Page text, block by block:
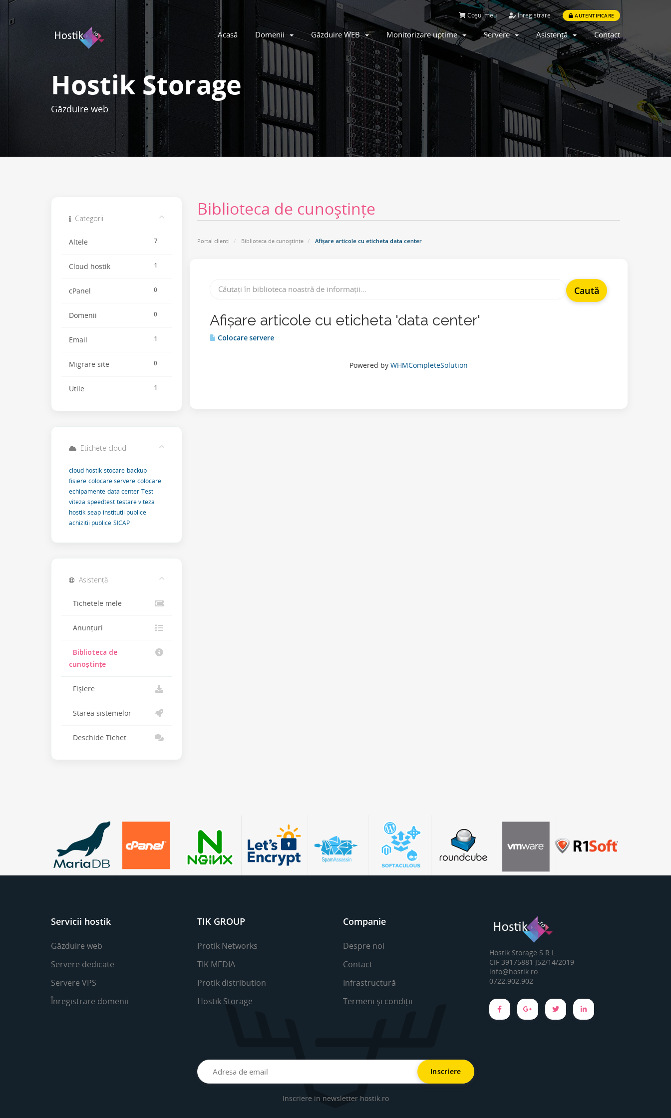
Coșul meu Înregistrare AUTENTIFICARE
Acasă Domenii Găzduire WEB Monitorizare uptime Servere Asistență Contact
Hostik Storage
Găzduire web
Biblioteca de cunoștințe
Portal clienți Biblioteca de cunoștințe Afișare articole cu eticheta data center
Categorii
7
Altele
1
Cloud hostik
0
cPanel
0
Domenii
1
Email
0
Migrare site
1
Utile
Afișare articole cu eticheta 'data center'
Colocare servere
Powered by WHMCompleteSolution
Etichete cloud
cloud hostik stocare backup
fisiere colocare servere colocare
echipamente data center Test
viteza speedtest testare viteza
hostik seap institutii publice
achizitii publice SICAP
Asistență
Tichetele mele
Anunțuri
Biblioteca de
cunoștințe
Fișiere
Starea sistemelor
Deschide Tichet
Servicii hostik
Găzduire web
Servere dedicate
Servere VPS
Înregistrare domenii
TIK GROUP
Protik Networks
TIK MEDIA
Protik distribution
Hostik Storage
Companie
Despre noi
Contact
Infrastructură
Termeni și condiții
Hostik Storage S.R.L.
CIF 39175881 J52/14/2019
info@hostik.ro
0722.902.902
Inscriere in newsletter hostik.ro